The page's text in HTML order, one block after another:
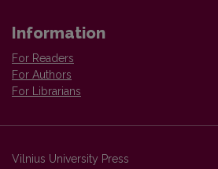
Information
For Readers
For Authors
For Librarians
Vilnius University Press